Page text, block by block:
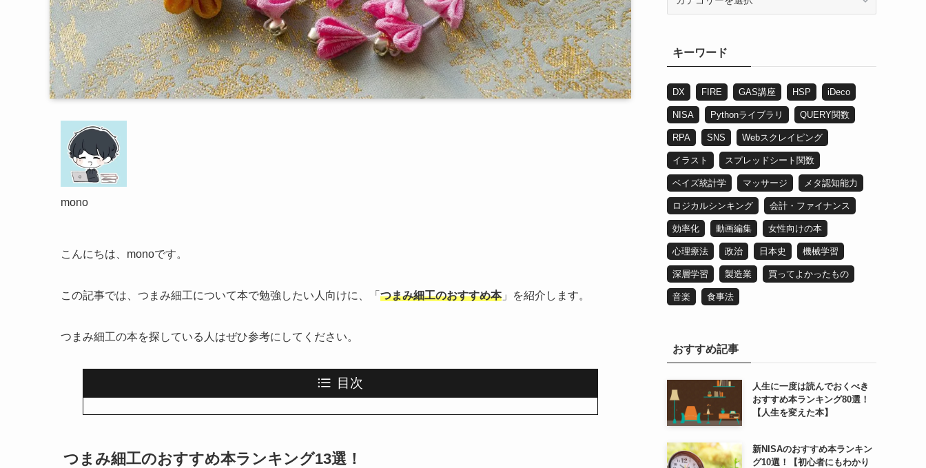
mono
こんにちは、monoです。
この記事では、つまみ細工について本で勉強したい人向けに、「 つまみ細工のおすすめ本」を紹介します。
つまみ細工の本を探している人はぜひ参考にしてください。
目次
つまみ細工のおすすめ本ランキング13選！
キーワード
DX FIRE GAS講座 HSP iDeco
NISA Pythonライブラリ QUERY関数
RPA SNS Webスクレイピング
イラスト スプレッドシート関数
ベイズ統計学 マッサージ メタ認知能力
ロジカルシンキング 会計・ファイナンス
効率化 動画編集 女性向けの本
心理療法 政治 日本史 機械学習
深層学習 製造業 買ってよかったもの
音楽 食事法
おすすめ記事
人生に一度は読んでおくべき
おすすめ本ランキング80選！
【人生を変えた本】
新NISAのおすすめ本ランキン
グ10選！【初心者にもわかり